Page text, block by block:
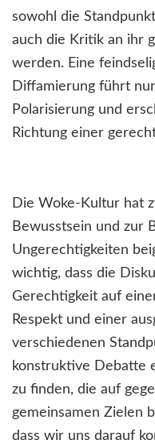
sowohl die
auch die Kritik an ihr
werden. Eine
Diffamierung führt
Polarisierung und
Richtung einer
Die Woke-Kultur hat
Bewusstsein und zur
Ungerechtigkeiten
wichtig, dass die
Gerechtigkeit auf
Respekt und einer
verschiedenen
konstruktive Debatte
zu finden, die auf
gemeinsamen Zielen
dass wir uns darauf